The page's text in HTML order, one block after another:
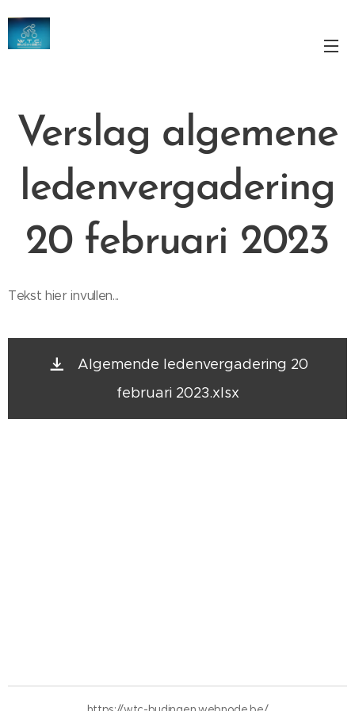
Verslag algemene
ledenvergadering
20 februari 2023
Tekst hier invullen...
Algemende ledenvergadering 20
februari 2023.xlsx